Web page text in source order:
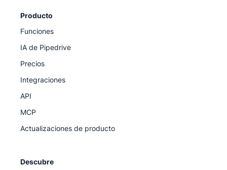
Producto
Funciones
IA de Pipedrive
Precios
Integraciones
API
MCP
Actualizaciones de producto
Descubre